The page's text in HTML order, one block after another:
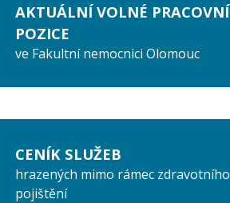
AKTUÁLNÍ VOLNÉ PRACOVNÍ
POZICE
ve Fakultní nemocnici Olomouc
CENÍK SLUŽEB
hrazených mimo rámec zdravotního
pojištění